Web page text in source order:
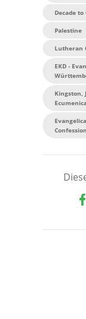
Decade
Palestine
Lutheran
EKD -
Kingston,